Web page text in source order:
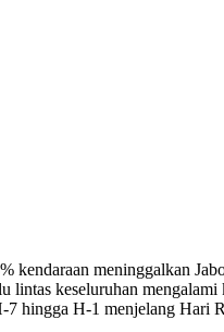
meninggalkan
lintas keseluruhan
7 hingga H-1 menjelang Hari